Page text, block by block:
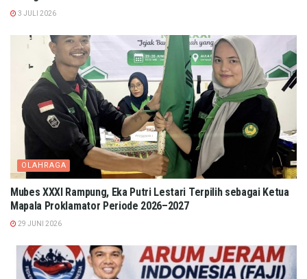
3 JULI 2026
OLAHRAGA
Mubes XXXI Rampung, Eka Putri Lestari Terpilih sebagai Ketua
Mapala Proklamator Periode 2026–2027
29 JUNI 2026